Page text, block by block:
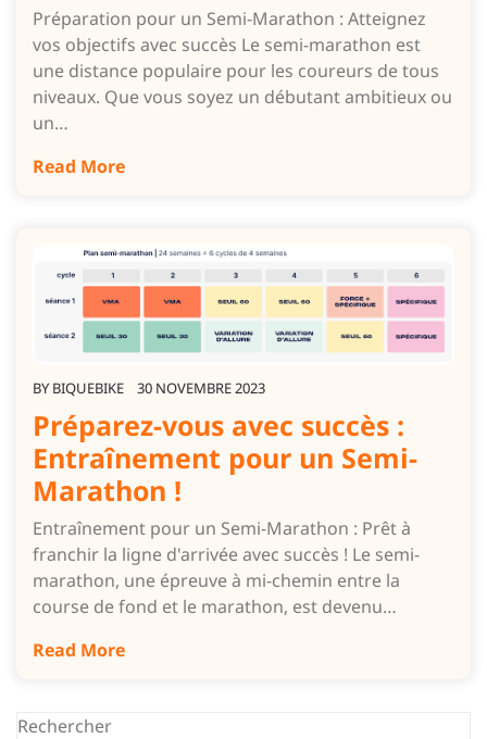
Préparation pour un Semi-Marathon : Atteignez
vos objectifs avec succès Le semi-marathon est
une distance populaire pour les coureurs de tous
niveaux. Que vous soyez un débutant ambitieux ou
un…
Read More
BY BIQUEBIKE 30 NOVEMBRE 2023
Préparez-vous avec succès :
Entraînement pour un Semi-
Marathon !
Entraînement pour un Semi-Marathon : Prêt à
franchir la ligne d'arrivée avec succès ! Le semi-
marathon, une épreuve à mi-chemin entre la
course de fond et le marathon, est devenu…
Read More
Rechercher